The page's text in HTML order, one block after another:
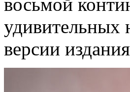
удивительных
версии